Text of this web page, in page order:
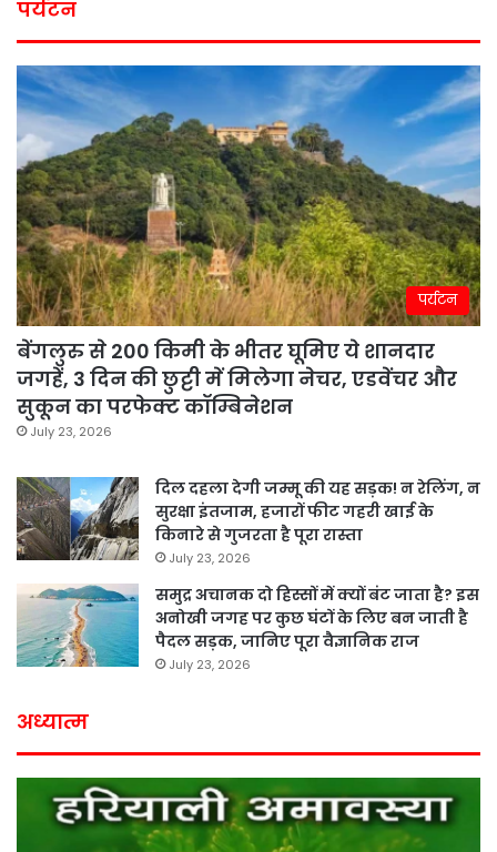
पर्यटन
पर्यटन
बेंगलुरु से 200 किमी के भीतर घूमिए ये शानदार
जगहें, 3 दिन की छुट्टी में मिलेगा नेचर, एडवेंचर और
सुकून का परफेक्ट कॉम्बिनेशन
July 23, 2026
दिल दहला देगी जम्मू की यह सड़क! न रेलिंग, न
सुरक्षा इंतजाम, हजारों फीट गहरी खाई के
किनारे से गुजरता है पूरा रास्ता
July 23, 2026
समुद्र अचानक दो हिस्सों में क्यों बंट जाता है? इस
अनोखी जगह पर कुछ घंटों के लिए बन जाती है
पैदल सड़क, जानिए पूरा वैज्ञानिक राज
July 23, 2026
अध्यात्म